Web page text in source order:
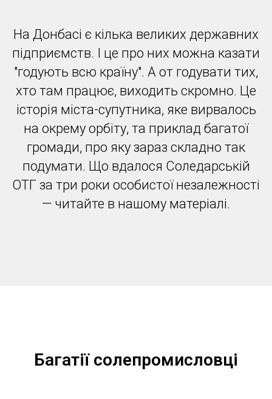
На Донбасі є кілька великих державних
підприємств. І це про них можна казати
"годують всю країну". А от годувати тих,
хто там працює, виходить скромно. Це
історія міста-супутника, яке вирвалось
на окрему орбіту, та приклад багатої
громади, про яку зараз складно так
подумати. Що вдалося Соледарській
ОТГ за три роки особистої незалежності
— читайте в нашому матеріалі.
Багатії солепромисловці